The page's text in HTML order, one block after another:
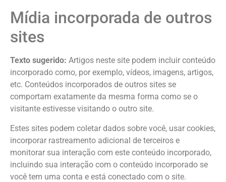
Mídia incorporada de outros
sites
Texto sugerido: Artigos neste site podem incluir conteúdo
incorporado como, por exemplo, vídeos, imagens, artigos,
etc. Conteúdos incorporados de outros sites se
comportam exatamente da mesma forma como se o
visitante estivesse visitando o outro site.
Estes sites podem coletar dados sobre você, usar cookies,
incorporar rastreamento adicional de terceiros e
monitorar sua interação com este conteúdo incorporado,
incluindo sua interação com o conteúdo incorporado se
você tem uma conta e está conectado com o site.